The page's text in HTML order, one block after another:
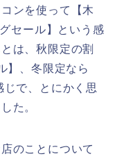
ンを使って【木
セール】という感
は、秋限定の割
】、冬限定なら
じで、とにかく思
た。
のことについて